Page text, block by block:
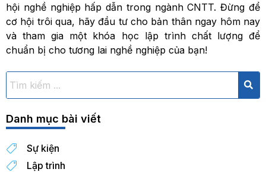
hội nghề nghiệp hấp dẫn trong ngành CNTT. Đừng để
cơ hội trôi qua, hãy đầu tư cho bản thân ngay hôm nay
và tham gia một khóa học lập trình chất lượng để
chuẩn bị cho tương lai nghề nghiệp của bạn!
Danh mục bài viết
Sự kiện
Lập trình